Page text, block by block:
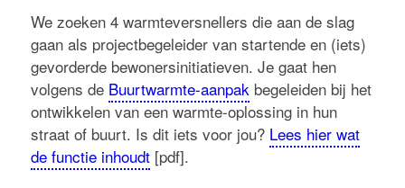
We zoeken 4 warmteversnellers die aan de slag
gaan als projectbegeleider van startende en (iets)
gevorderde bewonersinitiatieven. Je gaat hen
volgens de Buurtwarmte-aanpak begeleiden bij het
ontwikkelen van een warmte-oplossing in hun
straat of buurt. Is dit iets voor jou? Lees hier wat
de functie inhoudt[pdf].